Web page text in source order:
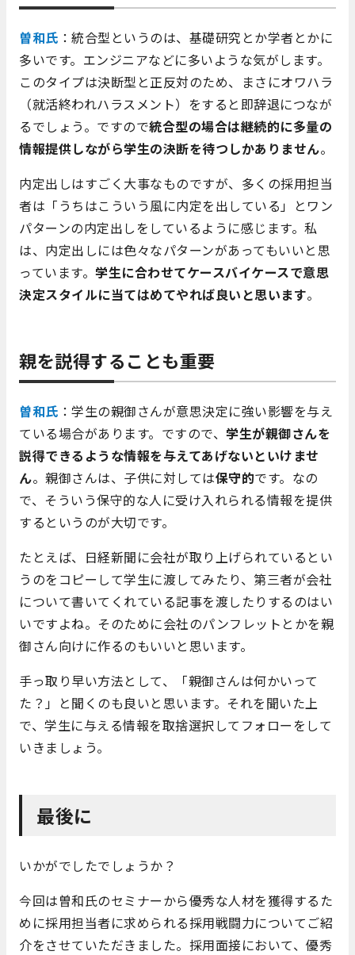
曽和氏 ：統合型というのは、基礎研究とか学者とかに
多いです。エンジニアなどに多いような気がします。
このタイプは決断型と正反対のため、まさにオワハラ
（就活終われハラスメント）をすると即辞退につなが
るでしょう。ですので統合型の場合は継続的に多量の
情報提供しながら学生の決断を待つしかありません。
内定出しはすごく大事なものですが、多くの採用担当
者は「うちはこういう風に内定を出している」とワン
パターンの内定出しをしているように感じます。私
は、内定出しには色々なパターンがあってもいいと思
っています。 学生に合わせてケースバイケースで意思
決定スタイルに当てはめてやれば良いと思います。
親を説得することも重要
曽和氏 ：学生の親御さんが意思決定に強い影響を与え
ている場合があります。ですので、 学生が親御さんを
説得できるような情報を与えてあげないといけませ
ん。親御さんは、子供に対しては保守的です。なの
で、そういう保守的な人に受け入れられる情報を提供
するというのが大切です。
たとえば、日経新聞に会社が取り上げられているとい
うのをコピーして学生に渡してみたり、第三者が会社
について書いてくれている記事を渡したりするのはい
いですよね。そのために会社のパンフレットとかを親
御さん向けに作るのもいいと思います。
手っ取り早い方法として、「親御さんは何かいって
た？」と聞くのも良いと思います。それを聞いた上
で、学生に与える情報を取捨選択してフォローをして
いきましょう。
最後に
いかがでしたでしょうか？
今回は曽和氏のセミナーから優秀な人材を獲得するた
めに採用担当者に求められる採用戦闘力についてご紹
介をさせていただきました。採用面接において、優秀